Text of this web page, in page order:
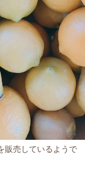
販売しているようで